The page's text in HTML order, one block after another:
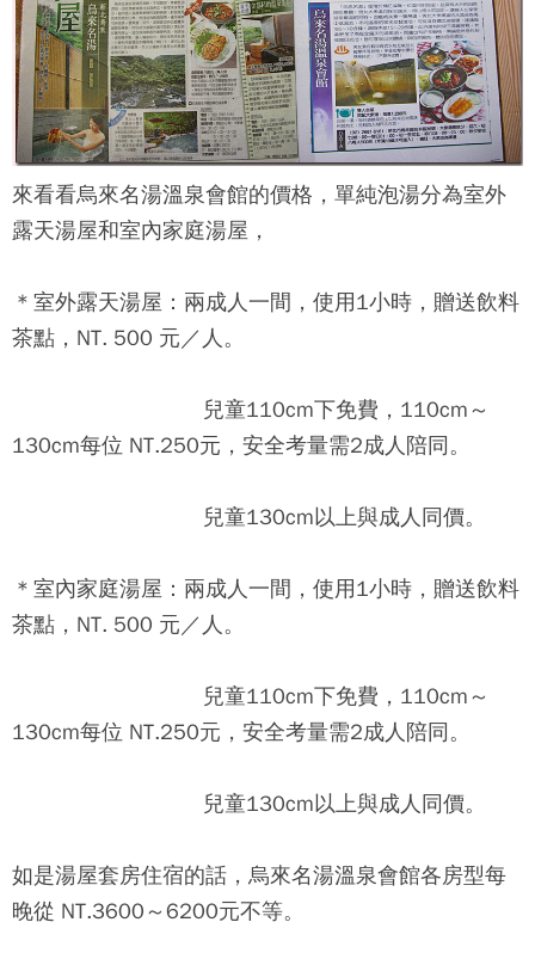
來看看烏來名湯溫泉會館的價格，單純泡湯分為室外
露天湯屋和室內家庭湯屋，
＊室外露天湯屋：兩成人一間，使用1小時，贈送飲料
茶點，NT. 500 元／人。
兒童110cm下免費，110cm～
130cm每位 NT.250元，安全考量需2成人陪同。
兒童130cm以上與成人同價。
＊室內家庭湯屋：兩成人一間，使用1小時，贈送飲料
茶點，NT. 500 元／人。
兒童110cm下免費，110cm～
130cm每位 NT.250元，安全考量需2成人陪同。
兒童130cm以上與成人同價。
如是湯屋套房住宿的話， 烏來名湯溫泉會館各房型每
晚從 NT.3600～6200元不等。